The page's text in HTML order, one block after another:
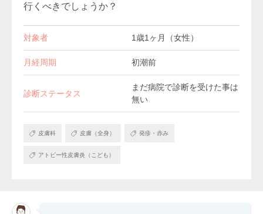
行くべきでしょうか？
対象者 1歳1ヶ月（女性）
月経周期 初潮前
診断ステータス
まだ病院で診断を受けた事は
無い
皮膚科 皮膚（全身） 発疹・赤み
アトピー性皮膚炎（こども）